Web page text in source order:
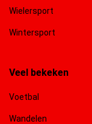
Wielersport
Wintersport
Veel bekeken
Voetbal
Wandelen